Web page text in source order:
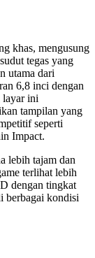
khas, mengusung
tegas yang
utama dari
6,8 inci dengan
ini
tampilan yang
seperti
Impact.
lebih tajam dan
terlihat lebih
dengan tingkat
berbagai kondisi